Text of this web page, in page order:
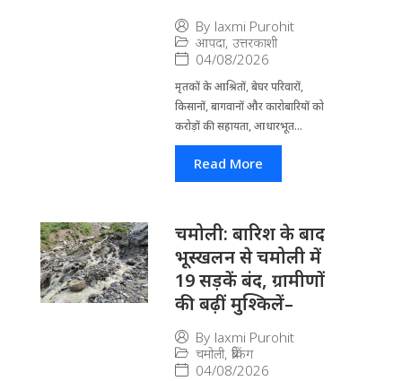
By laxmi Purohit
आपदा, उत्तरकाशी
04/08/2026
मृतकों के आश्रितों, बेघर परिवारों,
किसानों, बागवानों और कारोबारियों को
करोड़ों की सहायता, आधारभूत...
Read More
चमोली: बारिश के बाद
भूस्खलन से चमोली में
19 सड़कें बंद, ग्रामीणों
की बढ़ीं मुश्किलें–
By laxmi Purohit
चमोली, ब्रेकिंग
04/08/2026